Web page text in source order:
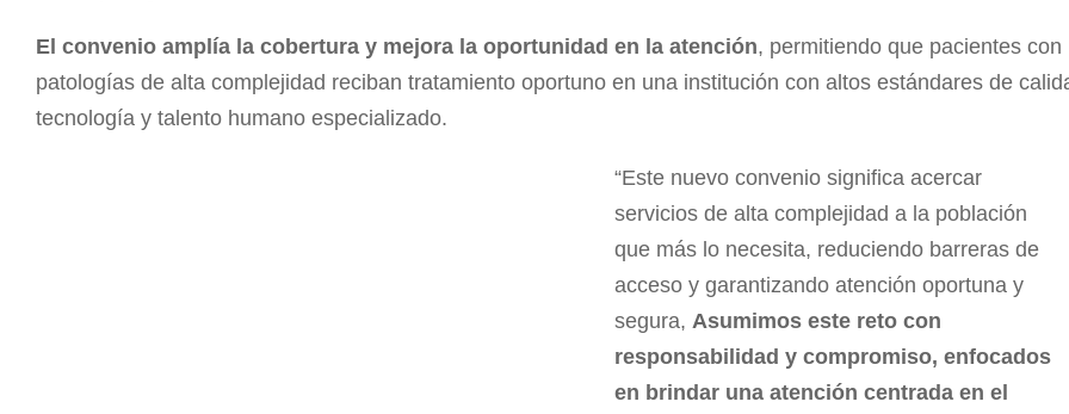
El convenio amplía la cobertura y mejora la oportunidad en la atención, permitiendo que pacientes con
patologías de alta complejidad reciban tratamiento oportuno en una institución con altos estándares de
tecnología y talento humano especializado.
“Este nuevo convenio significa acercar
servicios de alta complejidad a la población
que más lo necesita, reduciendo barreras de
acceso y garantizando atención oportuna y
segura, Asumimos este reto con
responsabilidad y compromiso, enfocados
en brindar una atención centrada en el